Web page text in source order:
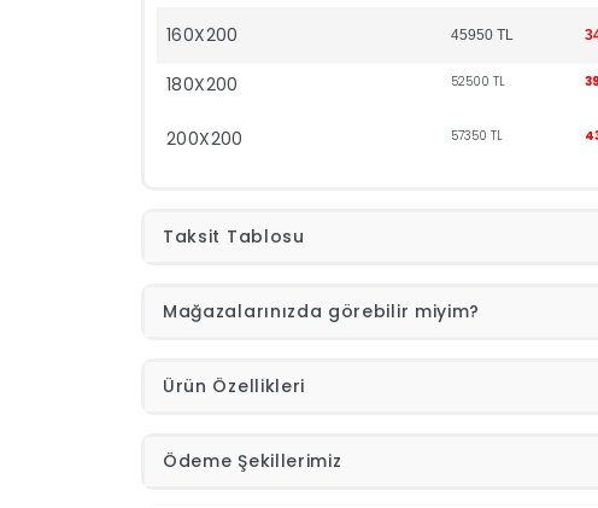
160X200 45950 TL
180X200 52500 TL
200X200 57350 TL
Taksit Tablosu
Mağazalarınızda görebilir miyim?
Ürün Özellikleri
Ödeme Şekillerimiz